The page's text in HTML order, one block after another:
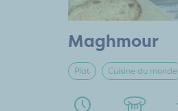
Maghmour
Plat Cuisine du monde